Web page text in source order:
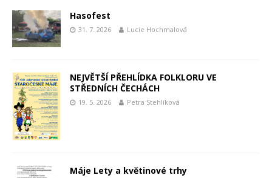
Hasofest
31. 7. 2026 Lucie Hochmalová
NEJVĚTŠÍ PŘEHLÍDKA FOLKLORU VE
STŘEDNÍCH ČECHÁCH
19. 5. 2026 Petra Stehlíková
Máje Lety a květinové trhy